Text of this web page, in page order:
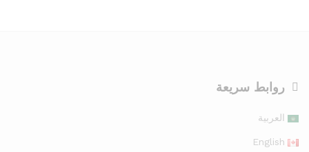
روابط سريعة
العربية
English